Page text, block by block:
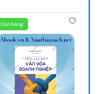
Còn hàng